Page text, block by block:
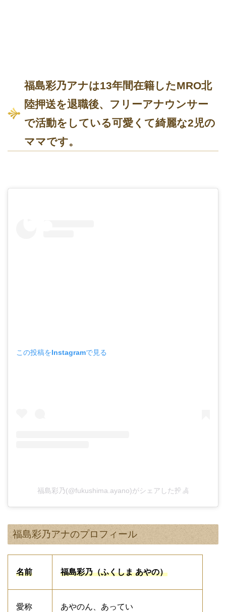
福島彩乃アナは13年間在籍したMRO北
陸押送を退職後、フリーアナウンサー
で活動をしている可愛くて綺麗な2児の
ママです。
この投稿をInstagramで見る
福島彩乃(@fukushima.ayano)がシェアした投稿
福島彩乃アナのプロフィール
名前 福島彩乃（ふくしま あやの）
愛称 あやのん、あってい